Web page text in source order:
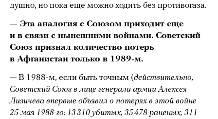
душно, но пока еще можно ходить без противогаза.
— Эта аналогия с Союзом приходит еще
и в связи с нынешними войнами. Советский
Союз признал количество потерь
в Афганистан только в 1989-м.
— В 1988-м, если быть точным (действительно,
Советский Союз в лице генерала армии Алексея
Лизичева впервые объявил о потерях в этой войне
25 мая 1988-го: 13 310 убитых, 35 478 раненых, 311